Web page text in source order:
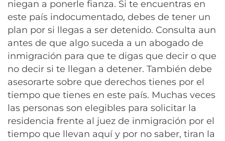
niegan a ponerle fianza. Si te encuentras en
este país indocumentado, debes de tener un
plan por si llegas a ser detenido. Consulta aun
antes de que algo suceda a un abogado de
inmigración para que te digas que decir o que
no decir si te llegan a detener. También debe
asesorarte sobre que derechos tienes por el
tiempo que tienes en este país. Muchas veces
las personas son elegibles para solicitar la
residencia frente al juez de inmigración por el
tiempo que llevan aquí y por no saber, tiran la